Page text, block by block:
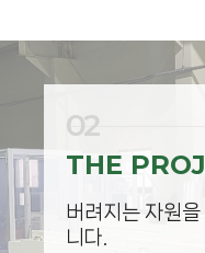
02
THE
버려지는 자원
니다.
02
THE
버려지는 자원
니다.
02
THE
버려지는 자원
니다.